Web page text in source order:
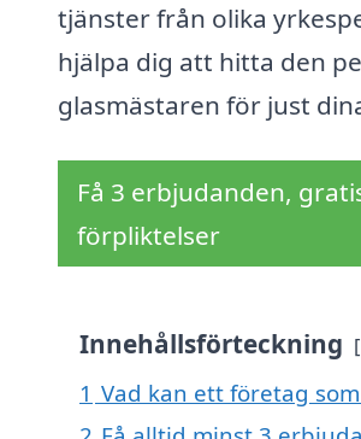
tjänster från olika
hjälpa dig att hitta den
glasmästaren för just
Få 3 erbjudanden,
förpliktelser
Innehållsförteckning
1 Vad kan ett företag